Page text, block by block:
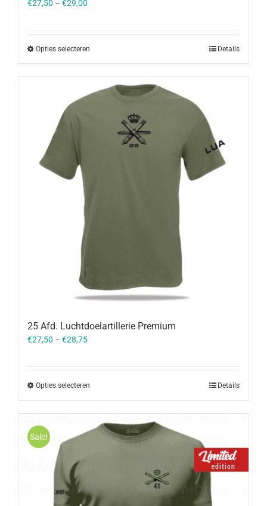
€27,50 – €29,00
Opties selecteren Details
25 Afd. Luchtdoelartillerie Premium
€27,50 – €28,75
Opties selecteren Details
Sale!